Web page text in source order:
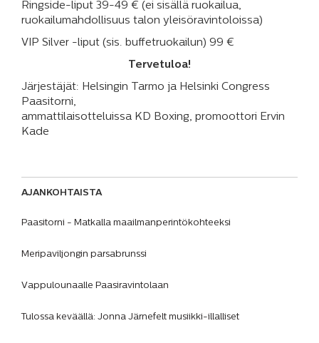
Ringside-liput 39-49 € (ei sisällä ruokailua,
ruokailumahdollisuus talon yleisöravintoloissa)
VIP Silver -liput (sis. buffetruokailun) 99 €
Tervetuloa!
Järjestäjät: Helsingin Tarmo ja Helsinki Congress
Paasitorni,
ammattilaisotteluissa KD Boxing, promoottori Ervin
Kade
AJANKOHTAISTA
Paasitorni - Matkalla maailmanperintökohteeksi
Meripaviljongin parsabrunssi
Vappulounaalle Paasiravintolaan
Tulossa keväällä: Jonna Järnefelt musiikki-illalliset